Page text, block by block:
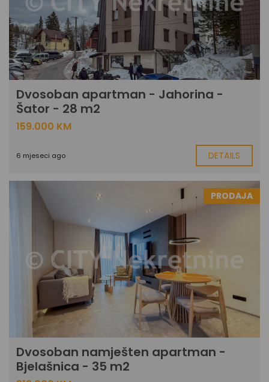
Dvosoban apartman - Jahorina -
Šator - 28 m2
159.000 KM
6 mjeseci ago DETAILS
PRODAJA
Dvosoban namješten apartman -
Bjelašnica - 35 m2